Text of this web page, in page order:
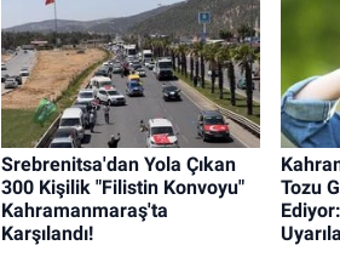
Srebrenitsa'dan Yola Çıkan
300 Kişilik "Filistin Konvoyu"
Kahramanmaraş'ta
Karşılandı!
Tozu